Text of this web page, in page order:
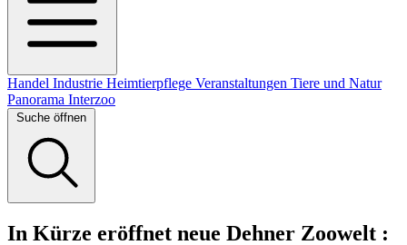
Handel Industrie Heimtierpflege Veranstaltungen Tiere und Natur
Panorama Interzoo
Suche öffnen
In Kürze eröffnet neue Dehner Zoowelt :